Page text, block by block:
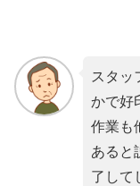
スタッ
かで好
作業も
あると
了して